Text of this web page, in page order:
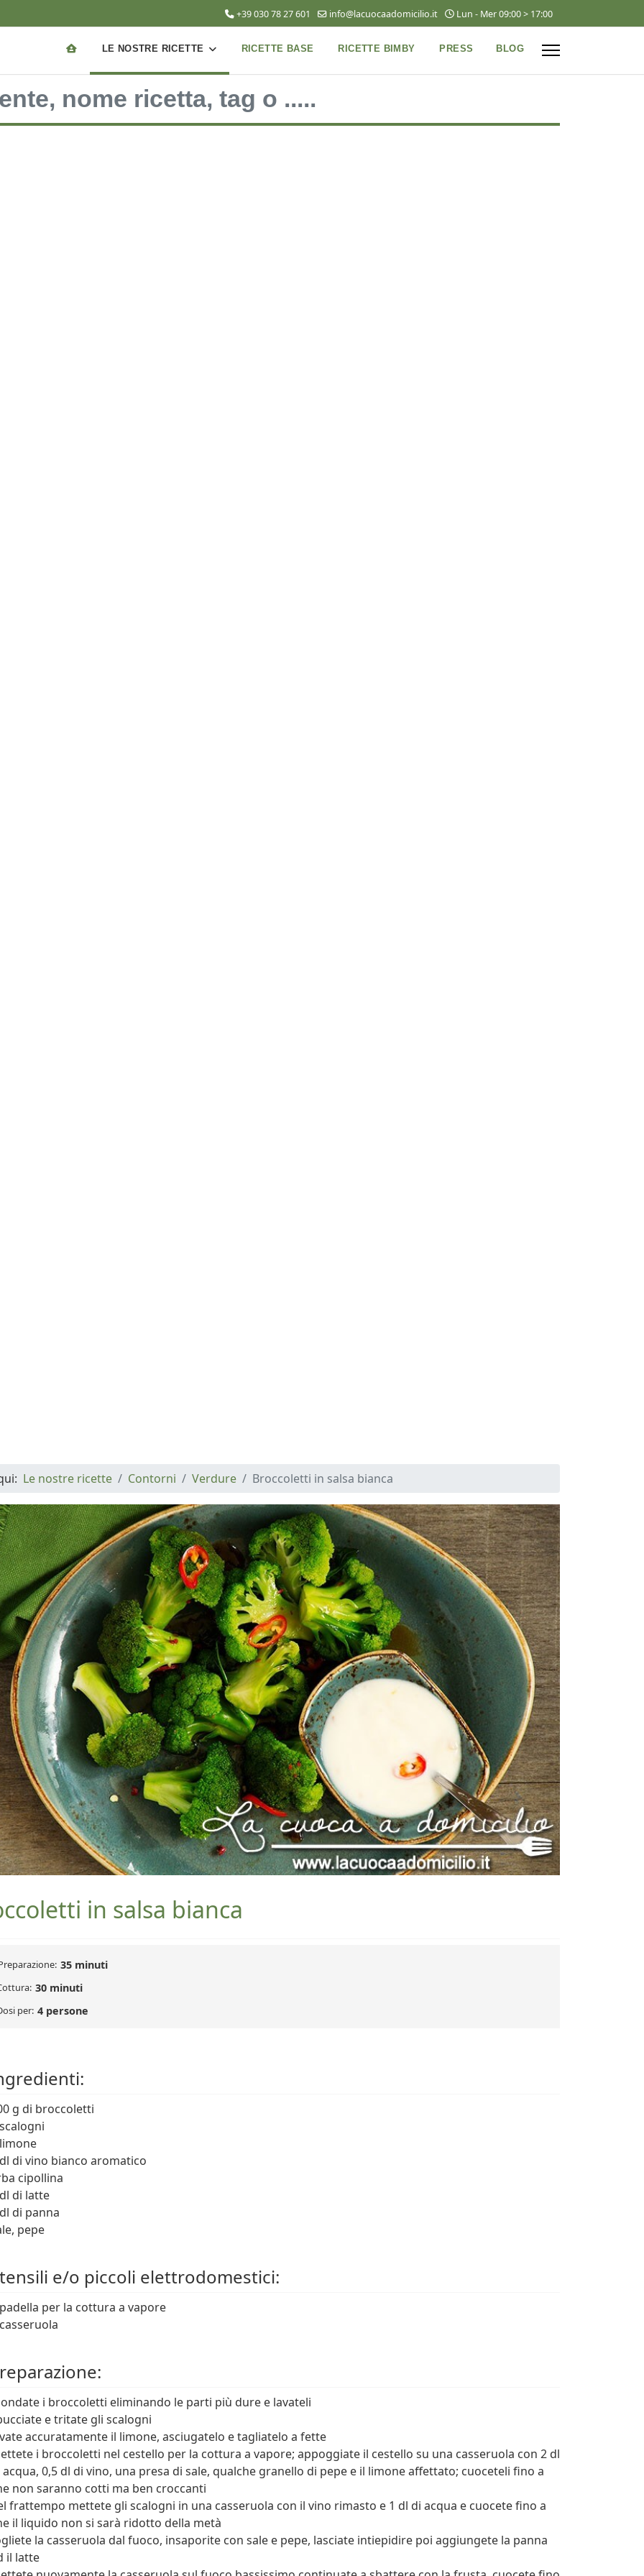
+39 030 78 27 601 info@lacuocaadomicilio.it Lun - Mer 09:00 > 17:00
LE NOSTRE RICETTE RICETTE BASE RICETTE BIMBY PRESS BLOG
Le nostre ricette Contorni Verdure Broccoletti in salsa bianca
in salsa bianca
35 minuti
30 minuti
per: 4 persone
g di broccoletti
di vino bianco aromatico
cipollina
di latte
di panna
pepe
e/o piccoli elettrodomestici:
per la cottura a vapore
i broccoletti eliminando le parti più dure e lavateli
e tritate gli scalogni
accuratamente il limone, asciugatelo e tagliatelo a fette
i broccoletti nel cestello per la cottura a vapore; appoggiate il cestello su una casseruola con 2 dl
acqua, 0,5 dl di vino, una presa di sale, qualche granello di pepe e il limone affettato; cuoceteli fino a
non saranno cotti ma ben croccanti
frattempo mettete gli scalogni in una casseruola con il vino rimasto e 1 dl di acqua e cuocete fino a
il liquido non si sarà ridotto della metà
la casseruola dal fuoco, insaporite con sale e pepe, lasciate intiepidire poi aggiungete la panna
il latte